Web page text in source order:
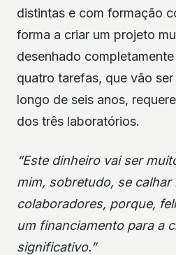
distintas e com formação
forma a criar um projeto
desenhado
quatro tarefas, que vão
longo de seis anos,
dos três laboratórios.
“Este dinheiro vai ser
mim, sobretudo, se
colaboradores, porque,
um financiamento para a
significativo.”